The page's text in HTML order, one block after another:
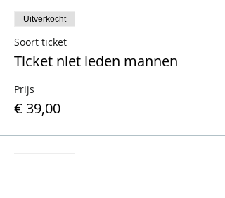
Uitverkocht
Soort ticket
Ticket niet leden mannen
Prijs
€ 39,00